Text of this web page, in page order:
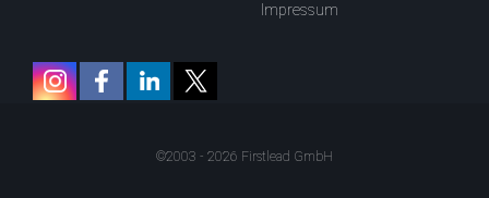
Impressum
©2003 - 2026 Firstlead GmbH